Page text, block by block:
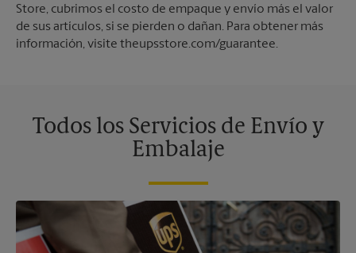
Store, cubrimos el costo de empaque y envío más el valor
de sus artículos, si se pierden o dañan. Para obtener más
información, visite theupsstore.com/guarantee.
Todos los Servicios de Envío y
Embalaje